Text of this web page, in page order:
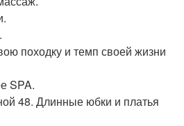
походку и темп своей жизни
SPA.
48. Длинные юбки и платья